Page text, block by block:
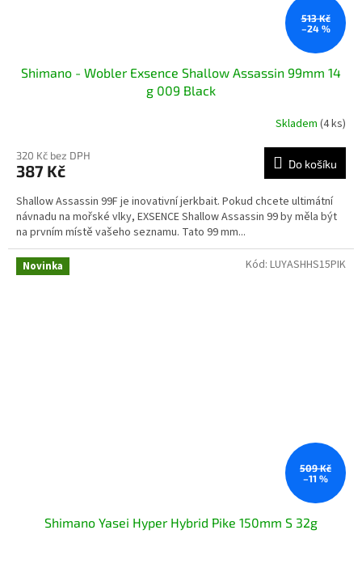
513 Kč
–24 %
Shimano - Wobler Exsence Shallow Assassin 99mm 14
g 009 Black
Skladem (4 ks)
320 Kč bez DPH
387 Kč Do košíku
Shallow Assassin 99F je inovativní jerkbait. Pokud chcete ultimátní
návnadu na mořské vlky, EXSENCE Shallow Assassin 99 by měla být
na prvním místě vašeho seznamu. Tato 99 mm...
Novinka
509 Kč
–11 %
Shimano Yasei Hyper Hybrid Pike 150mm S 32g
Kód: LUYASHHS15PIK